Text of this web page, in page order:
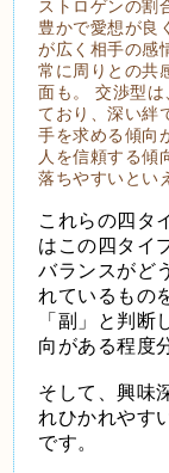
ストロゲンの割
豊かで愛想が良
が広く相手の感
常に周りとの共
面も。 交渉型は
ており、深い絆
手を求める傾向
人を信頼する傾
落ちやすいとい
これらの四タ
はこの四タイ
バランスがど
れているもの
「副」と判断
向がある程度
そして、興味
れひかれやす
です。